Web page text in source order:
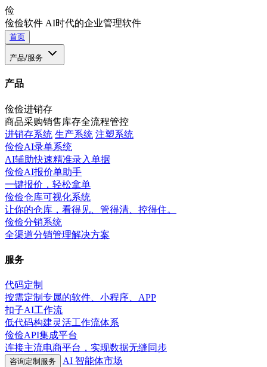
俭
俭俭软件 AI时代的企业管理软件
首页
产品/服务
产品
俭俭进销存
商品采购销售库存全流程管控
进销存系统 生产系统 注塑系统
俭俭AI录单系统
AI辅助快速精准录入单据
俭俭AI报价单助手
一键报价，轻松拿单
俭俭仓库可视化系统
让你的仓库，看得见、管得清、控得住。
俭俭分销系统
全渠道分销管理解决方案
服务
代码定制
按需定制专属的软件、小程序、APP
扣子AI工作流
低代码构建灵活工作流体系
俭俭API集成平台
连接主流电商平台，实现数据无缝同步
咨询定制服务 AI 智能体市场